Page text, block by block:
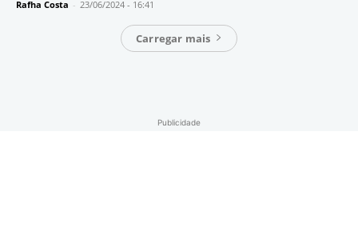
Rafha Costa - 23/06/2024 - 16:41
Carregar mais
Publicidade